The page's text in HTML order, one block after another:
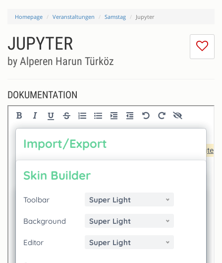
Homepage Veranstaltungen Samstag Jupyter
JUPYTER
by Alperen Harun Türköz
DOKUMENTATION